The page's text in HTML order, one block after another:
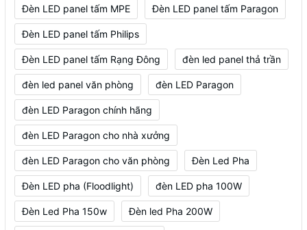
Đèn LED panel tấm MPE Đèn LED panel tấm Paragon
Đèn LED panel tấm Philips
Đèn LED panel tấm Rạng Đông đèn led panel thả trần
đèn led panel văn phòng đèn LED Paragon
đèn LED Paragon chính hãng
đèn LED Paragon cho nhà xưởng
đèn LED Paragon cho văn phòng Đèn Led Pha
Đèn LED pha (Floodlight) đèn LED pha 100W
Đèn Led Pha 150w Đèn led Pha 200W